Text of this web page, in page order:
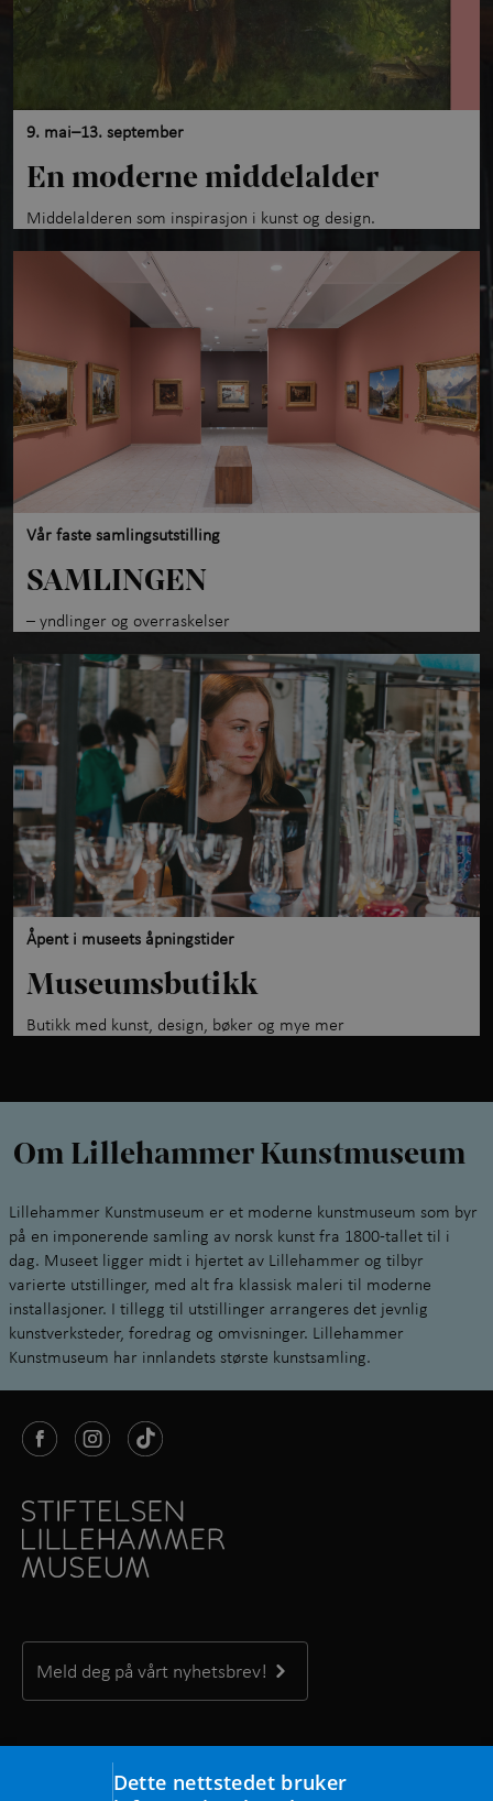
9. mai–13. september
En moderne middelalder
Middelalderen som inspirasjon i kunst og design.
Vår faste samlingsutstilling
SAMLINGEN
– yndlinger og overraskelser
Åpent i museets åpningstider
Museumsbutikk
Butikk med kunst, design, bøker og mye mer
Om Lillehammer Kunstmuseum
Lillehammer Kunstmuseum er et moderne kunstmuseum som byr
på en imponerende samling av norsk kunst fra 1800-tallet til i
dag. Museet ligger midt i hjertet av Lillehammer og tilbyr
varierte utstillinger, med alt fra klassisk maleri til moderne
installasjoner. I tillegg til utstillinger arrangeres det jevnlig
kunstverksteder, foredrag og omvisninger. Lillehammer
Kunstmuseum har innlandets største kunstsamling.
Meld deg på vårt nyhetsbrev!
Kontakt oss
Dette nettstedet bruker